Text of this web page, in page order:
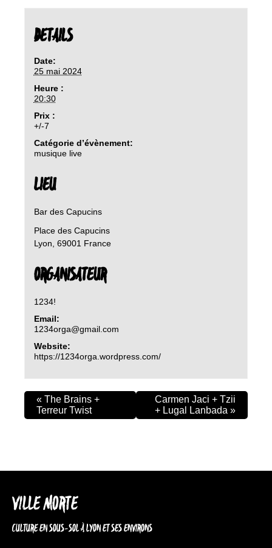
DETAILS
Date:
25 mai 2024
Heure :
20:30
Prix :
+/-7
Catégorie d’évènement:
musique live
LIEU
Bar des Capucins
Place des Capucins
Lyon, 69001 France
ORGANISATEUR
1234!
Email:
1234orga@gmail.com
Website:
https://1234orga.wordpress.com/
« The Brains +
Terreur Twist
Carmen Jaci + Tzii
+ Lugal Lanbada »
VILLE MORTE
CULTURE EN SOUS-SOL À LYON ET SES ENVIRONS